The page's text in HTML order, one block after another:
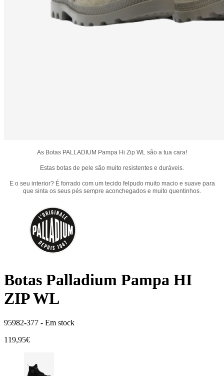
As Botas PALLADIUM Pampa Hi Zip WL são a tua cara!
Estas botas de pele são muito resistentes e duráveis.
E o seu interior? É forrado com um tecido felpudo muito macio e suave para
que sinta os seus pés sempre aconchegados e muito quentinhos.
Botas Palladium Pampa HI
ZIP WL
95982-377 - Em stock
119,95€